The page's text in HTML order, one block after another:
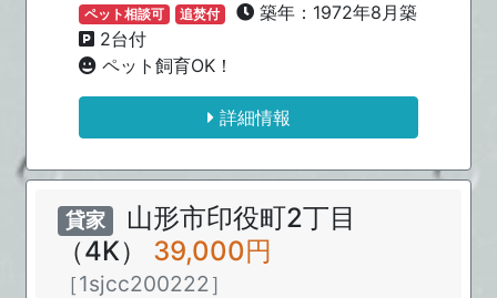
ペット相談可 追焚付
築年：1972年8月築
2台付
ペット飼育OK！
詳細情報
貸家
山形市印役町2丁目
（4K） 39,000円
［1sjcc200222］